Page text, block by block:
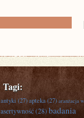
Tagi:
antyki(27)apteka(27) aranżacja
asertywność(28) badania